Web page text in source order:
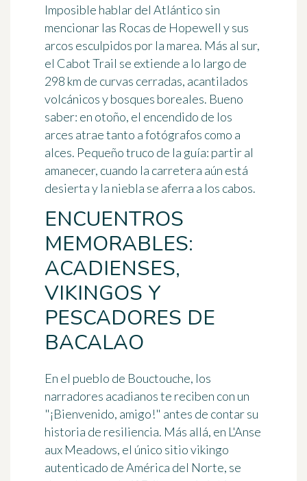
Imposible hablar del Atlántico sin
mencionar las Rocas de Hopewell y sus
arcos esculpidos por la marea. Más al sur,
el Cabot Trail se extiende a lo largo de
298 km de curvas cerradas, acantilados
volcánicos y bosques boreales. Bueno
saber: en otoño, el encendido de los
arces atrae tanto a fotógrafos como a
alces. Pequeño truco de la guía: partir al
amanecer, cuando la carretera aún está
desierta y la niebla se aferra a los cabos.
ENCUENTROS
MEMORABLES:
ACADIENSES,
VIKINGOS Y
PESCADORES DE
BACALAO
En el pueblo de Bouctouche, los
narradores acadianos te reciben con un
"¡Bienvenido, amigo!" antes de contar su
historia de resiliencia. Más allá, en L'Anse
aux Meadows, el único sitio vikingo
autenticado de América del Norte, se